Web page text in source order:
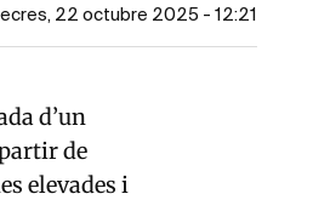
22 octubre 2025 - 12:21
d’un
de
elevades i